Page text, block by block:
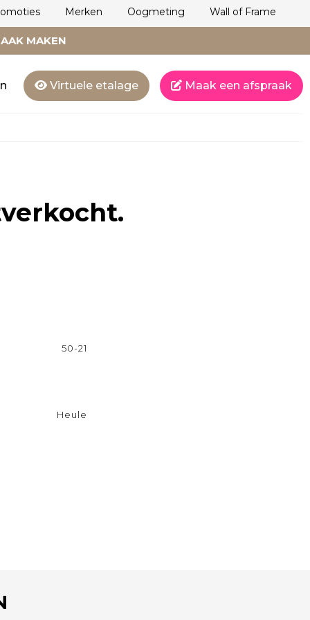
Merken Oogmeting Wall of Frame
MAKEN
Virtuele etalage Maak een afspraak
50-21
Heule